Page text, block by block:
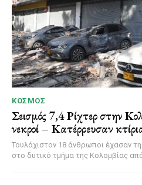
ΚΌΣΜΟΣ
Σεισμός 7,4 Ρίχτερ στην
νεκροί – Κατέρρευσαν
Τουλάχιστον 18 άνθρωποι έχασαν
στο δυτικό τμήμα της Κολομβίας από